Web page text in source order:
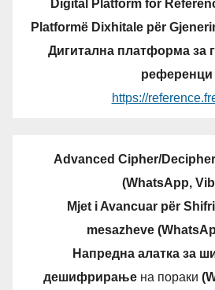
Digital Platform for
Platformë Dixhitale për
Дигитална платформа за
референци
https://
Advanced Cipher/
(WhatsApp,
Mjet i Avancuar për
mesazheve
Напредна алатка за
дешифрирањена пораки